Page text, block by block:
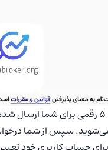
در ادامه یک کد تایید ۵ رقمی برای شما
می‌شوید. سپس از شما